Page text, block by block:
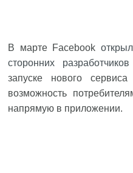
В марте Facebook
сторонних
запуске нового
возможность
напрямую в приложении.